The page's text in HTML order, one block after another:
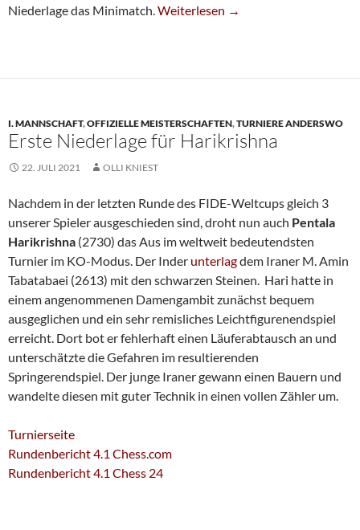
Niederlage das Minimatch.Weltcup-Aus Für Hari Nach 115
Weiterlesen →
I. MANNSCHAFT,OFFIZIELLE MEISTERSCHAFTEN,TURNIERE ANDERSWO
Erste Niederlage für Harikrishna
22. JULI 2021 OLLI KNIEST
Nachdem in der letzten Runde des FIDE-Weltcups gleich 3
unserer Spieler ausgeschieden sind, droht nun auch Pentala
Harikrishna (2730) das Aus im weltweit bedeutendsten
Turnier im KO-Modus. Der Inder unterlagdem Iraner M. Amin
Tabatabaei (2613) mit den schwarzen Steinen. Hari hatte in
einem angenommenen Damengambit zunächst bequem
ausgeglichen und ein sehr remisliches Leichtfigurenendspiel
erreicht. Dort bot er fehlerhaft einen Läuferabtausch an und
unterschätzte die Gefahren im resultierenden
Springerendspiel. Der junge Iraner gewann einen Bauern und
wandelte diesen mit guter Technik in einen vollen Zähler um.
Turnierseite
Rundenbericht 4.1 Chess.com
Rundenbericht 4.1 Chess 24